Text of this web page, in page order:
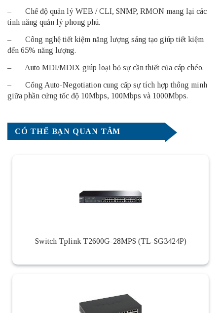
– Chế độ quản lý WEB / CLI, SNMP, RMON mang lại các
tính năng quản lý phong phú.
– Công nghệ tiết kiệm năng lượng sáng tạo giúp tiết kiệm
đến 65% năng lượng.
– Auto MDI/MDIX giúp loại bỏ sự cần thiết của cáp chéo.
– Cổng Auto-Negotiation cung cấp sự tích hợp thông minh
giữa phần cứng tốc độ 10Mbps, 100Mbps và 1000Mbps.
CÓ THỂ BẠN QUAN TÂM
Switch Tplink T2600G-28MPS (TL-SG3424P)